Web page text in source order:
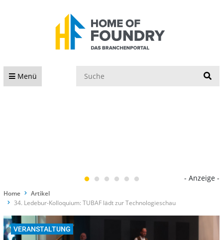
Menü
- Anzeige -
Home
Artikel
34. Ledebur-Kolloquium: TUBAF lädt zur Technologieschau
VERANSTALTUNG